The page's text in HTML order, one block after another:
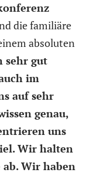
die familiäre
absoluten
sehr gut
im
auf sehr
genau,
uns
Wir halten
ab. Wir haben